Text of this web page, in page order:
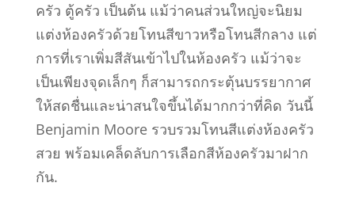
ครัว ตู้ครัว เป็นต้น แม้ว่าคนส่วนใหญ่จะนิยม
แต่งห้องครัวด้วยโทนสีขาวหรือโทนสีกลาง แต่
การที่เราเพิ่มสีสันเข้าไปในห้องครัว แม้ว่าจะ
เป็นเพียงจุดเล็กๆ ก็สามารถกระตุ้นบรรยากาศ
ให้สดชื่นและน่าสนใจขึ้นได้มากกว่าที่คิด วันนี้
Benjamin Moore รวบรวมโทนสีแต่งห้องครัว
สวย พร้อมเคล็ดลับการเลือกสีห้องครัวมาฝาก
กัน.